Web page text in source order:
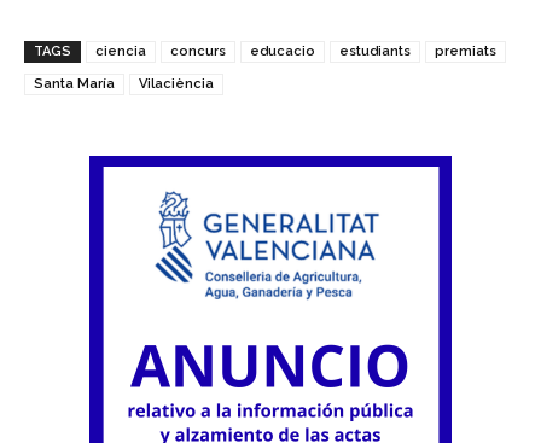
TAGS ciencia concurs educacio estudiants premiats
Santa María Vilaciència